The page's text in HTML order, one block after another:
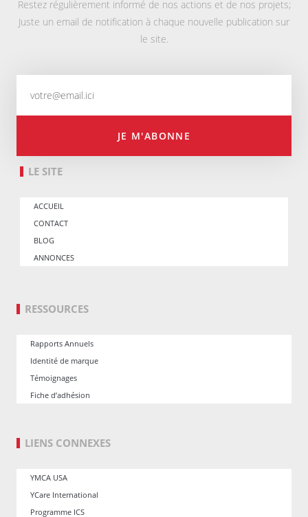
Restez régulièrement informé de nos actions et de nos projets;
Juste un email de notification à chaque nouvelle publication sur
le site.
JE M'ABONNE
LE SITE
ACCUEIL
CONTACT
BLOG
ANNONCES
RESSOURCES
Rapports Annuels
Identité de marque
Témoignages
Fiche d’adhésion
LIENS CONNEXES
YMCA USA
YCare International
Programme ICS